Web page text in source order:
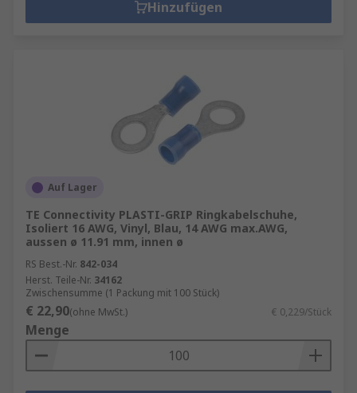
Hinzufügen
Auf Lager
TE Connectivity PLASTI-GRIP Ringkabelschuhe,
Isoliert 16 AWG, Vinyl, Blau, 14 AWG max.AWG,
aussen ø 11.91 mm, innen ø
RS Best.-Nr. 842-034
Herst. Teile-Nr. 34162
Zwischensumme (1 Packung mit 100 Stück)
€ 22,90(ohne MwSt.) € 0,229/Stück
Menge